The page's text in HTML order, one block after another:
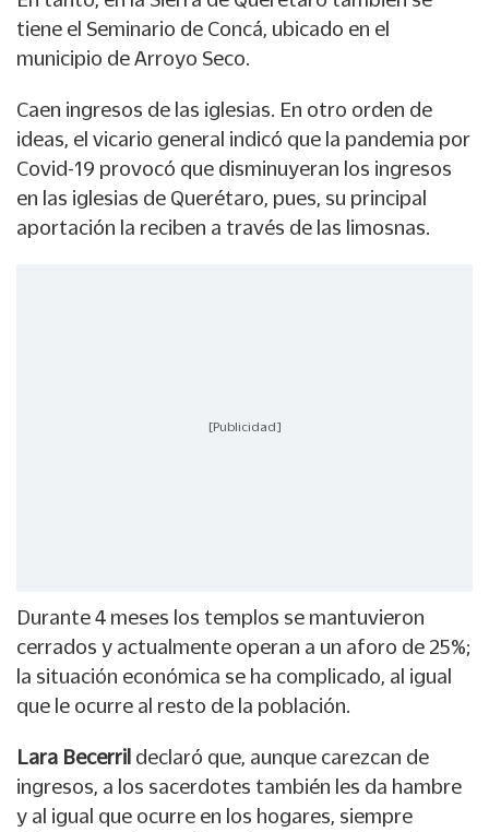
tiene el Seminario de Concá, ubicado en el
municipio de Arroyo Seco.
Caen ingresos de las iglesias. En otro orden de
ideas, el vicario general indicó que la pandemia por
Covid-19 provocó que disminuyeran los ingresos
en las iglesias de Querétaro, pues, su principal
aportación la reciben a través de las limosnas.
[Publicidad]
Durante 4 meses los templos se mantuvieron
cerrados y actualmente operan a un aforo de 25%;
la situación económica se ha complicado, al igual
que le ocurre al resto de la población.
Lara Becerril declaró que, aunque carezcan de
ingresos, a los sacerdotes también les da hambre
y al igual que ocurre en los hogares, siempre